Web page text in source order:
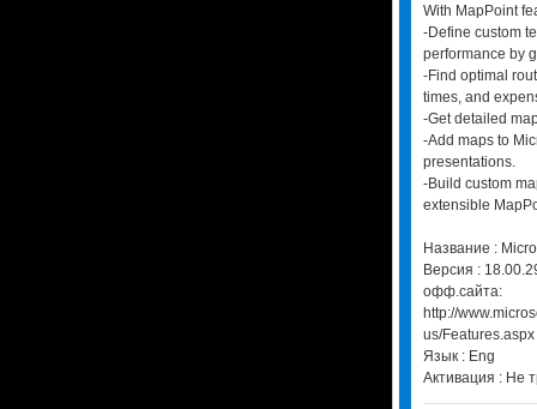
With MapPoint
-Define custom
performance by
-Find optimal
times, and
-Get detailed
-Add maps to
presentations.
-Build custom
extensible
Название :
Версия :
офф.сайта:
http://
us/Features.aspx
Язык : Eng
Активация : Не